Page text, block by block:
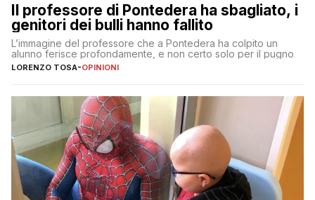
Il professore di Pontedera ha sbagliato, i
genitori dei bulli hanno fallito
L’immagine del professore che a Pontedera ha colpito un
alunno ferisce profondamente, e non certo solo per il pugno
LORENZO TOSA-OPINIONI